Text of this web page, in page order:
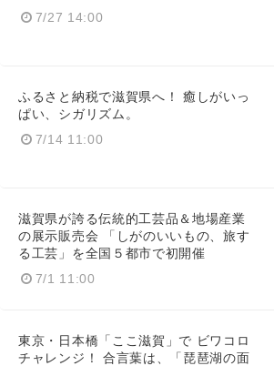
7/27 14:00
ふるさと納税で滋賀県へ！ 癒しがいっ
ぱい、シガリズム。
7/14 11:00
滋賀県が誇る伝統的工芸品＆地場産業
の展示販売会 「しがのいいもの、旅す
る工芸」を全国５都市で初開催
7/1 11:00
東京・日本橋「ここ滋賀」で ビワコロ
チャレンジ！ 合言葉は、「琵琶湖の面